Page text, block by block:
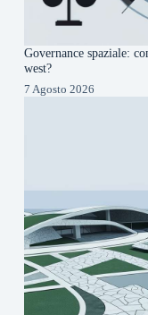
Governance spaziale:
west?
7 Agosto 2026